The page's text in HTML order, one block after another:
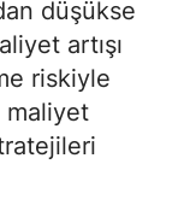
düşükse
artışı
riskiyle
maliyet